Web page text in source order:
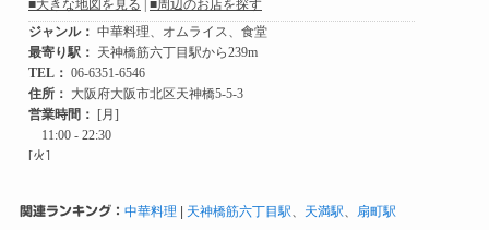
関連ランキング： 中華料理 | 天神橋筋六丁目駅、 天満駅、 扇町駅